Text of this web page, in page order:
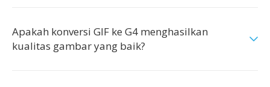
Apakah konversi GIF ke G4 menghasilkan
kualitas gambar yang baik?